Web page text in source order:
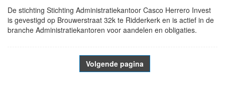
De stichting Stichting Administratiekantoor Casco Herrero Invest
is gevestigd op Brouwerstraat 32k te Ridderkerk en is actief in de
branche Administratiekantoren voor aandelen en obligaties.
Volgende pagina